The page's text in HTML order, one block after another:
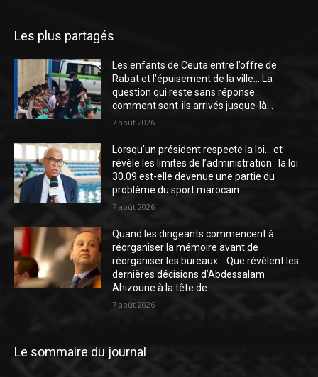
Les plus partagés
Les enfants de Ceuta entre l’offre de
Rabat et l’épuisement de la ville… La
question qui reste sans réponse :
comment sont-ils arrivés jusque-là...
7 août 2026
Lorsqu’un président respecte la loi… et
révèle les limites de l’administration : la loi
30.09 est-elle devenue une partie du
problème du sport marocain...
7 août 2026
Quand les dirigeants commencent à
réorganiser la mémoire avant de
réorganiser les bureaux… Que révèlent les
dernières décisions d’Abdessalam
Ahizoune à la tête de...
7 août 2026
Le sommaire du journal